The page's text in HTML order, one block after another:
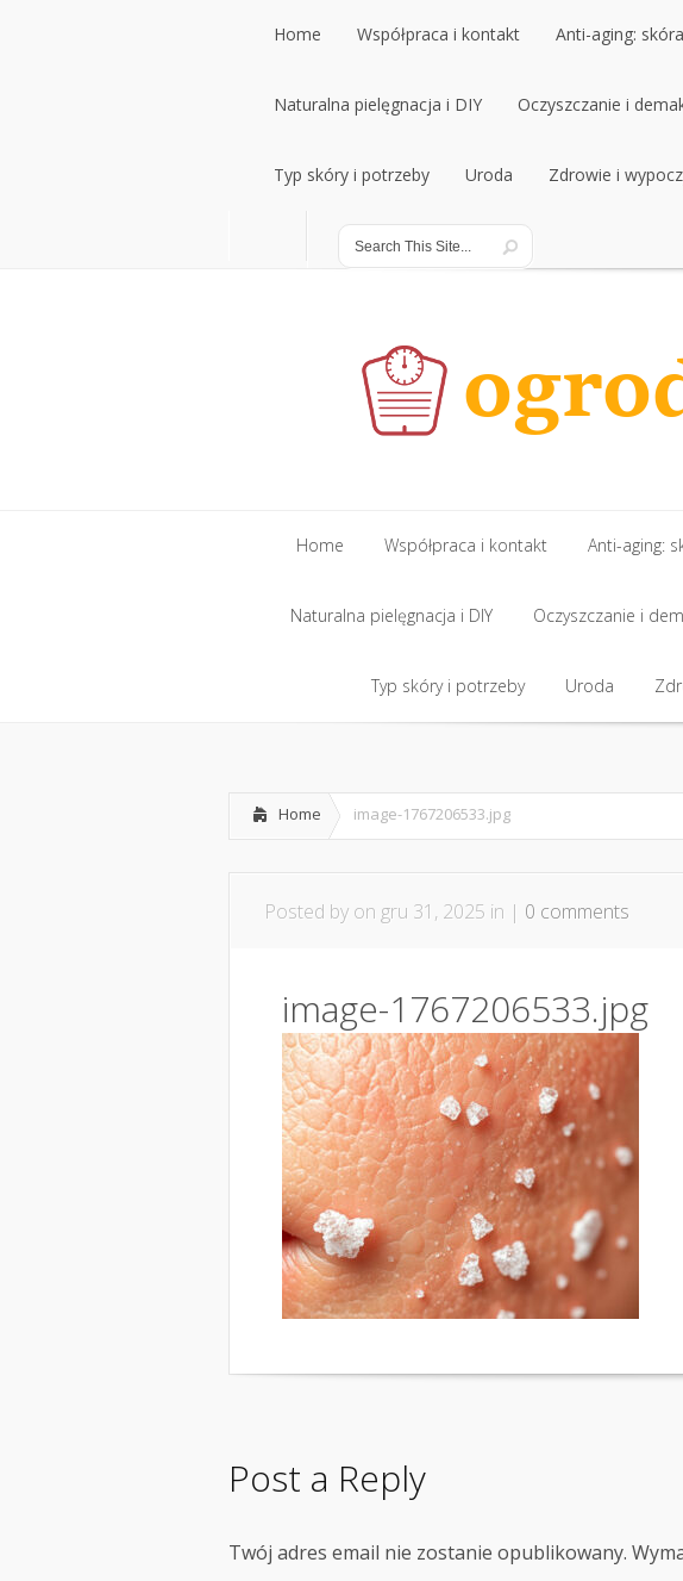
Home
Home
Współpraca i kontakt
Współpraca i kontakt
Anti-aging:
Anti-aging:
Naturalna pielęgnacja i DIY
Naturalna pielęgnacja i DIY
Oczyszczanie i
Oczyszczanie i
Typ skóry i potrzeby
Typ skóry i potrzeby
Uroda
Uroda
Zdrowie i
Home
Home
Współpraca i kontakt
Współpraca i kontakt
Anti-aging:
Anti-aging:
Naturalna pielęgnacja i DIY
Naturalna pielęgnacja i DIY
Oczyszczanie i
Oczyszczanie i
Typ skóry i potrzeby Uroda
Home image-1767206533.jpg
Posted by on gru 31, 2025 in | 0 comments
image-1767206533.jpg
Post a Reply
Twój adres email nie zostanie opublikowany.